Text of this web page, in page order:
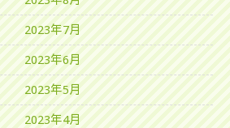
2023年7月
2023年6月
2023年5月
2023年4月